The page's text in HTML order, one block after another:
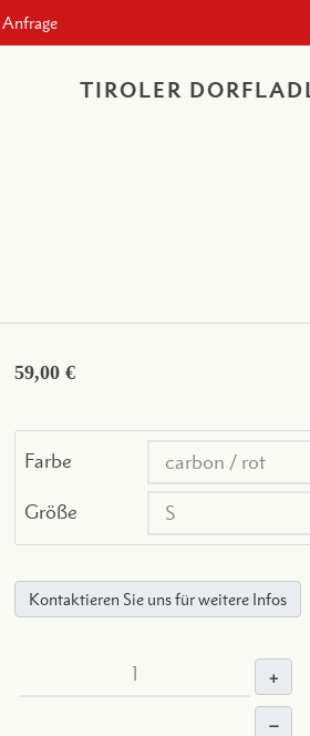
Anfrage
TIROLER
59,00 €
Farbe
Größe
Kontaktieren Sie uns für weitere Infos
+
–